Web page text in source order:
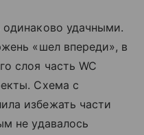
одинаково удачными.
«шел впереди», в
слоя часть WC
Схема с
избежать части
не удавалось